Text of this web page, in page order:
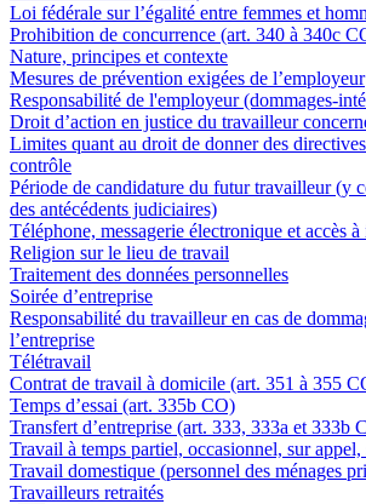
Loi fédérale sur l’égalité entre femmes et
Prohibition de concurrence (art. 340 à 340c
Nature, principes et contexte
Mesures de prévention exigées de l’employeur
Responsabilité de l'employeur (dommages-
Droit d’action en justice du travailleur
Limites quant au droit de donner des
contrôle
Période de candidature du futur travailleur (y
des antécédents judiciaires)
Téléphone, messagerie électronique et accès à
Religion sur le lieu de travail
Traitement des données personnelles
Soirée d’entreprise
Responsabilité du travailleur en cas de
l’entreprise
Télétravail
Contrat de travail à domicile (art. 351 à 355
Temps d’essai (art. 335b CO)
Transfert d’entreprise (art. 333, 333a et 333b
Travail à temps partiel, occasionnel, sur appel,
Travail domestique (personnel des ménages
Travailleurs retraités